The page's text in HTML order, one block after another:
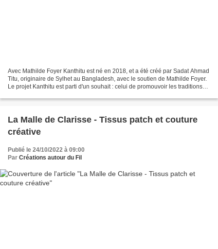
Avec Mathilde Foyer Kanthitu est né en 2018, et a été créé par Sadat Ahmad
Titu, originaire de Sylhet au Bangladesh, avec le soutien de Mathilde Foyer.
Le projet Kanthitu est parti d'un souhait : celui de promouvoir les traditions
La Malle de Clarisse - Tissus patch et couture
créative
Publié le 24/10/2022 à 09:00
Par Créations autour du Fil